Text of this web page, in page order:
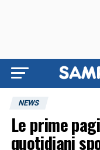
NEWS
Le prime
quotidiani